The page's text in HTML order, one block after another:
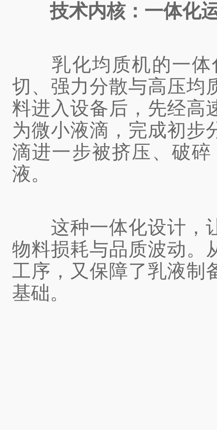
技术内核：一体化
乳化均质机的一体
切、强力分散与高压均
料进入设备后，先经高
为微小液滴，完成初步
滴进一步被挤压、破
液。
这种一体化设计，让
物料损耗与品质波动。
工序，又保障了乳液制
基础。